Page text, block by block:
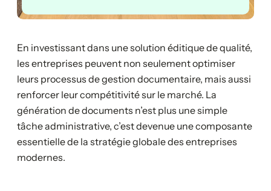
En investissant dans une solution éditique de qualité,
les entreprises peuvent non seulement optimiser
leurs processus de gestion documentaire, mais aussi
renforcer leur compétitivité sur le marché. La
génération de documents n’est plus une simple
tâche administrative, c’est devenue une composante
essentielle de la stratégie globale des entreprises
modernes.